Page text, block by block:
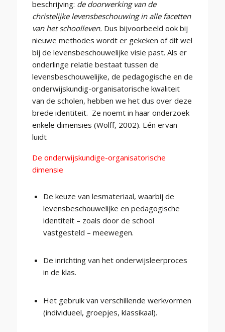
beschrijving: de doorwerking van de
christelijke levensbeschouwing in alle facetten
van het schoolleven. Dus bijvoorbeeld ook bij
nieuwe methodes wordt er gekeken of dit wel
bij de levensbeschouwelijke visie past. Als er
onderlinge relatie bestaat tussen de
levensbeschouwelijke, de pedagogische en de
onderwijskundig-organisatorische kwaliteit
van de scholen, hebben we het dus over deze
brede identiteit. Ze noemt in haar onderzoek
enkele dimensies (Wolff, 2002). Eén ervan
luidt
De onderwijskundige-organisatorische
dimensie
De keuze van lesmateriaal, waarbij de
levensbeschouwelijke en pedagogische
identiteit – zoals door de school
vastgesteld – meewegen.
De inrichting van het onderwijsleerproces
in de klas.
Het gebruik van verschillende werkvormen
(individueel, groepjes, klassikaal).